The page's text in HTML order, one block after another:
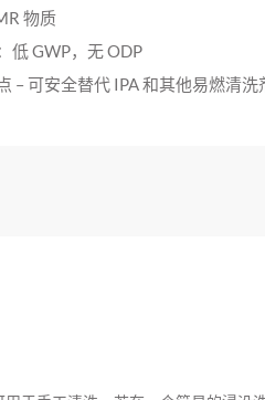
物质
低 GWP，无 ODP
– 可安全替代 IPA 和其他易燃清洗